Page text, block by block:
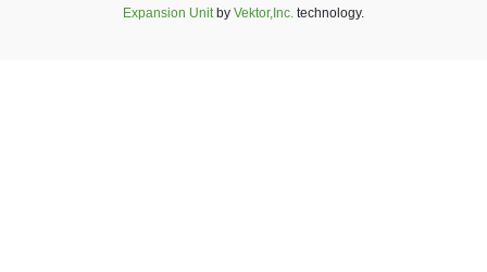
Expansion Unitby Vektor,Inc. technology.